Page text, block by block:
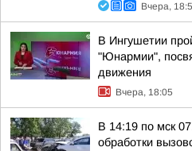
Вчера,
В Ингушетии
"Юнармии",
движения
Вчера, 18:05
В 14:19 по мск
обработки